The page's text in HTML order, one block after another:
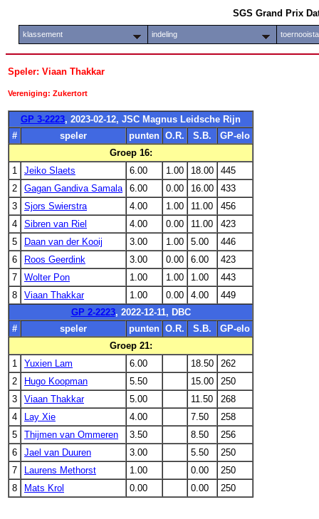
SGS Grand Prix
klassement indeling
Speler: Viaan Thakkar
Vereniging: Zukertort
GP 3-2223, 2023-02-12, JSC Magnus Leidsche Rijn
#
speler punten O.R. S.B.
GP-elo
Groep 16:
1
Jeiko Slaets 6.00 1.00 18.00
445
2
Gagan Gandiva Samala 6.00 0.00 16.00
433
3
Sjors Swierstra 4.00 1.00 11.00
456
4
Sibren van Riel 4.00 0.00 11.00
423
5
Daan van der Kooij 3.00 1.00 5.00
446
6
Roos Geerdink 3.00 0.00 6.00
423
7
Wolter Pon 1.00 1.00 1.00
443
8
Viaan Thakkar 1.00 0.00 4.00
449
GP 2-2223, 2022-12-11, DBC
#
speler punten O.R. S.B.
GP-elo
Groep 21:
1
Yuxien Lam 6.00 18.50
262
2
Hugo Koopman 5.50 15.00
250
3
Viaan Thakkar 5.00 11.50
268
4
Lay Xie 4.00 7.50
258
5
Thijmen van Ommeren 3.50 8.50
256
6
Jael van Duuren 3.00 5.50
250
7
Laurens Methorst 1.00 0.00
250
8
Mats Krol 0.00 0.00 250